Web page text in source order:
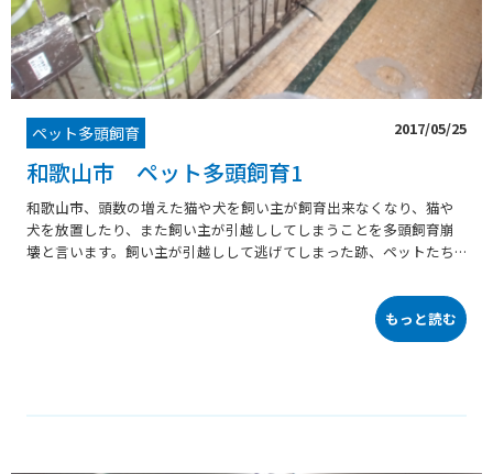
ペット多頭飼育 2017/05/25
和歌山市 ペット多頭飼育1
和歌山市、頭数の増えた猫や犬を飼い主が飼育出来なくなり、猫や
犬を放置したり、また飼い主が引越ししてしまうことを多頭飼育崩
壊と言います。飼い主が引越しして逃げてしまった跡、ペットたち
もっと読む